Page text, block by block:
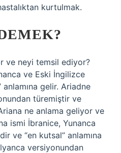
kurtulmak.
ve neyi temsil ediyor?
ve Eski İngilizce
gelir. Ariadne
türemiştir ve
ne anlama geliyor ve
ismi İbranice, Yunanca
ve “en kutsal” anlamına
versiyonundan